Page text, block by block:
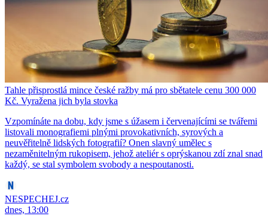
Tahle přisprostlá mince české ražby má pro sbětatele cenu 300 000
Kč. Vyražena jich byla stovka
Vzpomínáte na dobu, kdy jsme s úžasem i červenajícími se tvářemi
listovali monografiemi plnými provokativních, syrových a
neuvěřitelně lidských fotografií? Onen slavný umělec s
nezaměnitelným rukopisem, jehož ateliér s oprýskanou zdí znal snad
každý, se stal symbolem svobody a nespoutanosti.
NESPECHEJ.cz
dnes, 13:00